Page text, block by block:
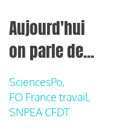
Aujourd'hui
on parle de...
SciencesPo,
FO France travail,
SNPEA CFDT